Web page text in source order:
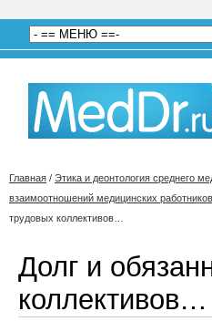
Главная / Этика и деонтология среднего
взаимоотношений медицинских
трудовых коллективов…
Долг и
коллективов…